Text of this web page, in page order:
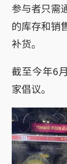
参与者只需
的库存和销
补货。
截至今年6
家倡议。